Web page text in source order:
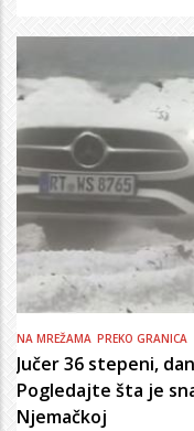
NA MREŽAMA PREKO GRANICA
Jučer 36 stepeni,
Pogledajte šta je
Njemačkoj